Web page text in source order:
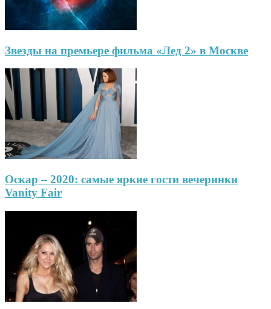
Звезды на премьере фильма «Лед 2» в Москве
Оскар – 2020: самые яркие гости вечеринки
Vanity Fair